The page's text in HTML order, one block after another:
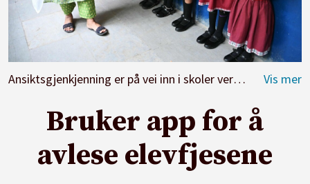
Ansiktsgjenkjenning er på vei inn i skoler verden over. Her ser vi teknologien brukt som navneopprop ved en offentlig barneskole i Hyberabad, India.
Bruker app for å
avlese elevfjesene